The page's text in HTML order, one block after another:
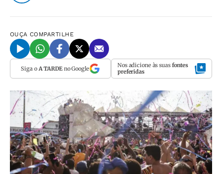
OUÇA COMPARTILHE
Siga o A TARDEno Google Nos adicione às suas fontes
preferidas